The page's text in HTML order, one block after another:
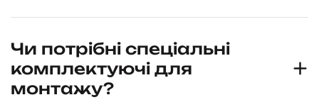
Чи потрібні спеціальні
комплектуючі для
монтажу?